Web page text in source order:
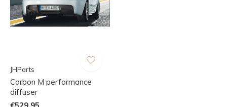
JHParts
Carbon M performance
diffuser